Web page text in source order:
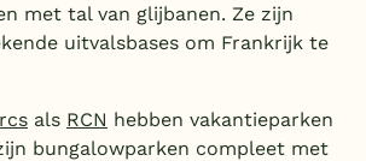
met tal van glijbanen. Ze zijn
uitvalsbases om Frankrijk te
als RCN hebben vakantieparken
bungalowparken compleet met